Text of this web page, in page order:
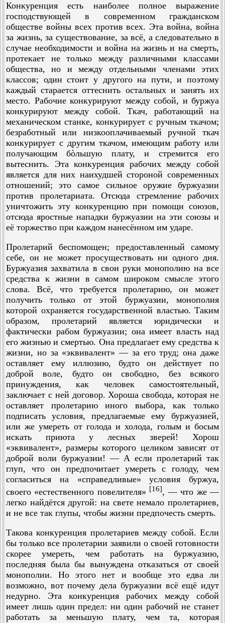
Конкуренция есть наиболее полное выражение
господствующей в современном гражданском
обществе войны всех против всех. Эта война, война
за жизнь, за существование, за всё, а следовательно в
случае необходимости и война на жизнь и на смерть,
протекает не только между различными классами
общества, но и между отдельными членами этих
классов; один стоит у другого на пути, и поэтому
каждый старается оттеснить остальных и занять их
место. Рабочие конкурируют между собой, и буржуа
конкурируют между собой. Ткач, работающий на
механическом станке, конкурирует с ручным ткачом;
безработный или низкооплачиваемый ручной ткач
конкурирует с другим ткачом, имеющим работу или
получающим бòльшую плату, и стремится его
вытеснить. Эта конкуренция рабочих между собой
является для них наихудшей стороной современных
отношений; это самое сильное оружие буржуазии
против пролетариата. Отсюда стремление рабочих
уничтожить эту конкуренцию при помощи союзов,
отсюда яростные нападки буржуазии на эти союзы и
её торжество при каждом нанесённом им ударе.
Пролетарий беспомощен; предоставленный самому
себе, он не может просуществовать ни одного дня.
Буржуазия захватила в свои руки монополию на все
средства к жизни в самом широком смысле этого
слова. Всё, что требуется пролетарию, он может
получить только от этой буржуазии, монополия
которой охраняется государственной властью. Таким
образом, пролетарий является юридически и
фактически рабом буржуазии; она имеет власть над
его жизнью и смертью. Она предлагает ему средства к
жизни, но за «эквивалент» — за его труд; она даже
оставляет ему иллюзию, будто он действует по
доброй воле, будто он свободно, без всякого
принуждения, как человек самостоятельный,
заключает с ней договор. Хороша свобода, которая не
оставляет пролетарию иного выбора, как только
подписать условия, предлагаемые ему буржуазией,
или же умереть от голода и холода, голым и босым
искать приюта у лесных зверей! Хорош
«эквивалент», размеры которого целиком зависят от
доброй воли буржуазии! — А если пролетарий так
глуп, что он предпочитает умереть с голоду, чем
согласиться на «справедливые» условия буржуа,
своего «естественного повелителя» [16], — что же —
легко найдётся другой: на свете немало пролетариев,
и не все так глупы, чтобы жизни предпочесть смерть.
Такова конкуренция пролетариев между собой. Если
бы только все пролетарии заявили о своей готовности
скорее умереть, чем работать на буржуазию,
последняя была бы вынуждена отказаться от своей
монополии. Но этого нет и вообще это едва ли
возможно, вот почему дела буржуазии всё ещё идут
недурно. Эта конкуренция рабочих между собой
имеет лишь один предел: ни один рабочий не станет
работать за меньшую плату, чем та, которая